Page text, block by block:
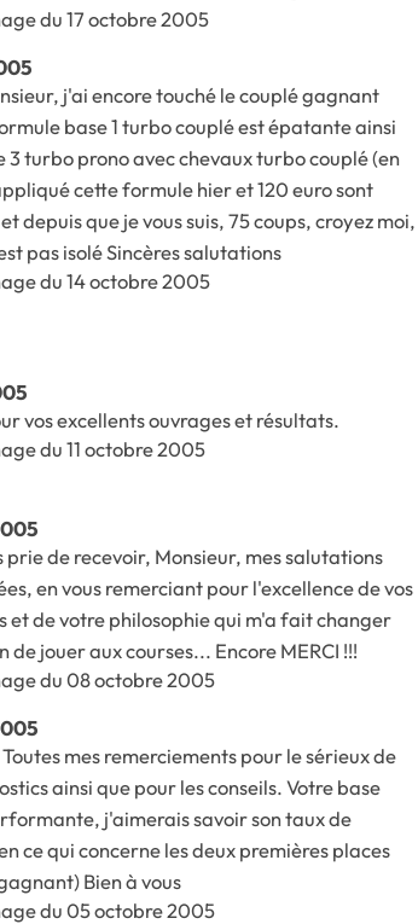
du 17 octobre 2005
j'ai encore touché le couplé gagnant
base 1 turbo couplé est épatante ainsi
3 turbo prono avec chevaux turbo couplé (en
cette formule hier et 120 euro sont
depuis que je vous suis, 75 coups, croyez moi,
pas isolé Sincères salutations
du 14 octobre 2005
vos excellents ouvrages et résultats.
du 11 octobre 2005
prie de recevoir, Monsieur, mes salutations
en vous remerciant pour l'excellence de vos
et de votre philosophie qui m'a fait changer
de jouer aux courses... Encore MERCI !!!
du 08 octobre 2005
mes remerciements pour le sérieux de
ainsi que pour les conseils. Votre base
j'aimerais savoir son taux de
ce qui concerne les deux premières places
Bien à vous
du 05 octobre 2005